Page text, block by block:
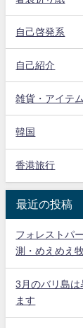
自己啓発系
自己紹介
雑貨・アイテム
韓国
香港旅行
最近の投稿
フォレストパ
測・めえめえ
3月のバリ島は
ます